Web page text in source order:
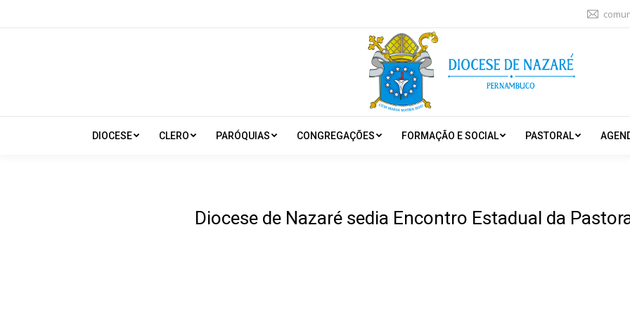
DIOCESE CLERO PARÓQUIAS CONGREGAÇÕES FORMAÇÃO E SOCIAL PASTORAL
Diocese de Nazaré sedia Encontro Estadual da